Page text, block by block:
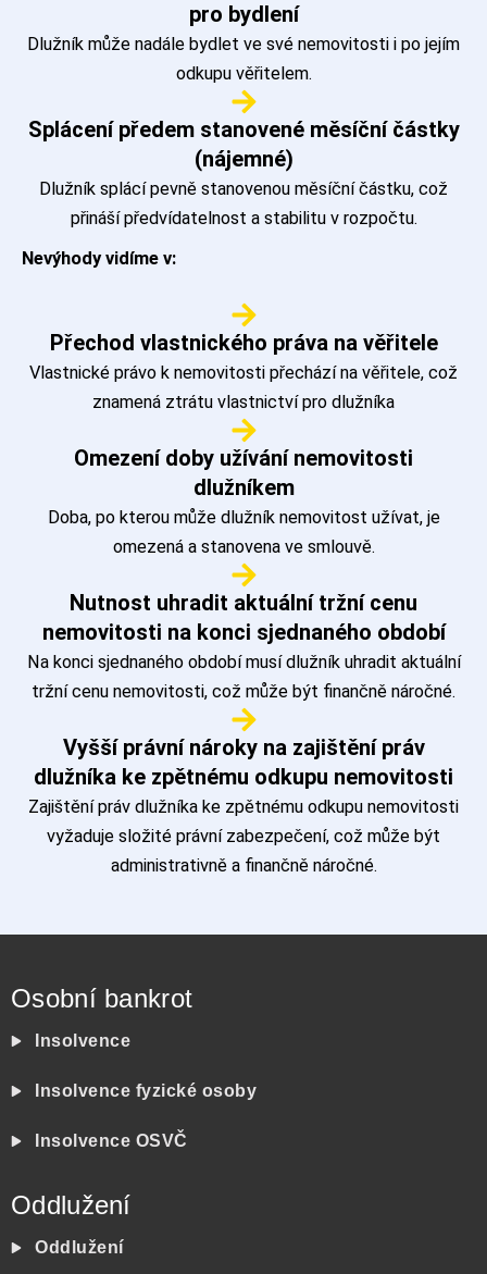
pro bydlení
Dlužník může nadále bydlet ve své nemovitosti i po jejím
odkupu věřitelem.
Splácení předem stanovené měsíční částky
(nájemné)
Dlužník splácí pevně stanovenou měsíční částku, což
přináší předvídatelnost a stabilitu v rozpočtu.
Nevýhody vidíme v:
Přechod vlastnického práva na věřitele
Vlastnické právo k nemovitosti přechází na věřitele, což
znamená ztrátu vlastnictví pro dlužníka
Omezení doby užívání nemovitosti
dlužníkem
Doba, po kterou může dlužník nemovitost užívat, je
omezená a stanovena ve smlouvě.
Nutnost uhradit aktuální tržní cenu
nemovitosti na konci sjednaného období
Na konci sjednaného období musí dlužník uhradit aktuální
tržní cenu nemovitosti, což může být finančně náročné.
Vyšší právní nároky na zajištění práv
dlužníka ke zpětnému odkupu nemovitosti
Zajištění práv dlužníka ke zpětnému odkupu nemovitosti
vyžaduje složité právní zabezpečení, což může být
administrativně a finančně náročné.
Osobní bankrot
Insolvence
Insolvence fyzické osoby
Insolvence OSVČ
Oddlužení
Oddlužení